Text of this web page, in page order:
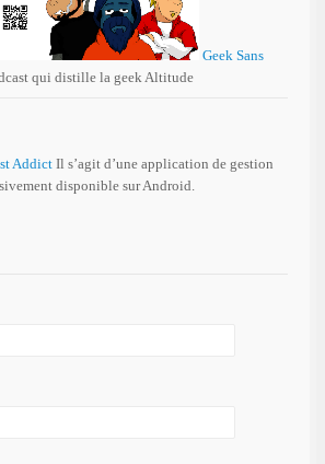
Geek Sans
qui distille la geek Altitude
Addict Il s’agit d’une application de gestion
disponible sur Android.